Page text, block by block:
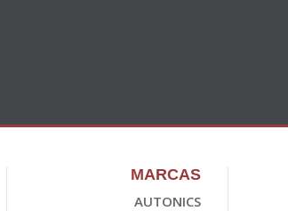
MARCAS
AUTONICS